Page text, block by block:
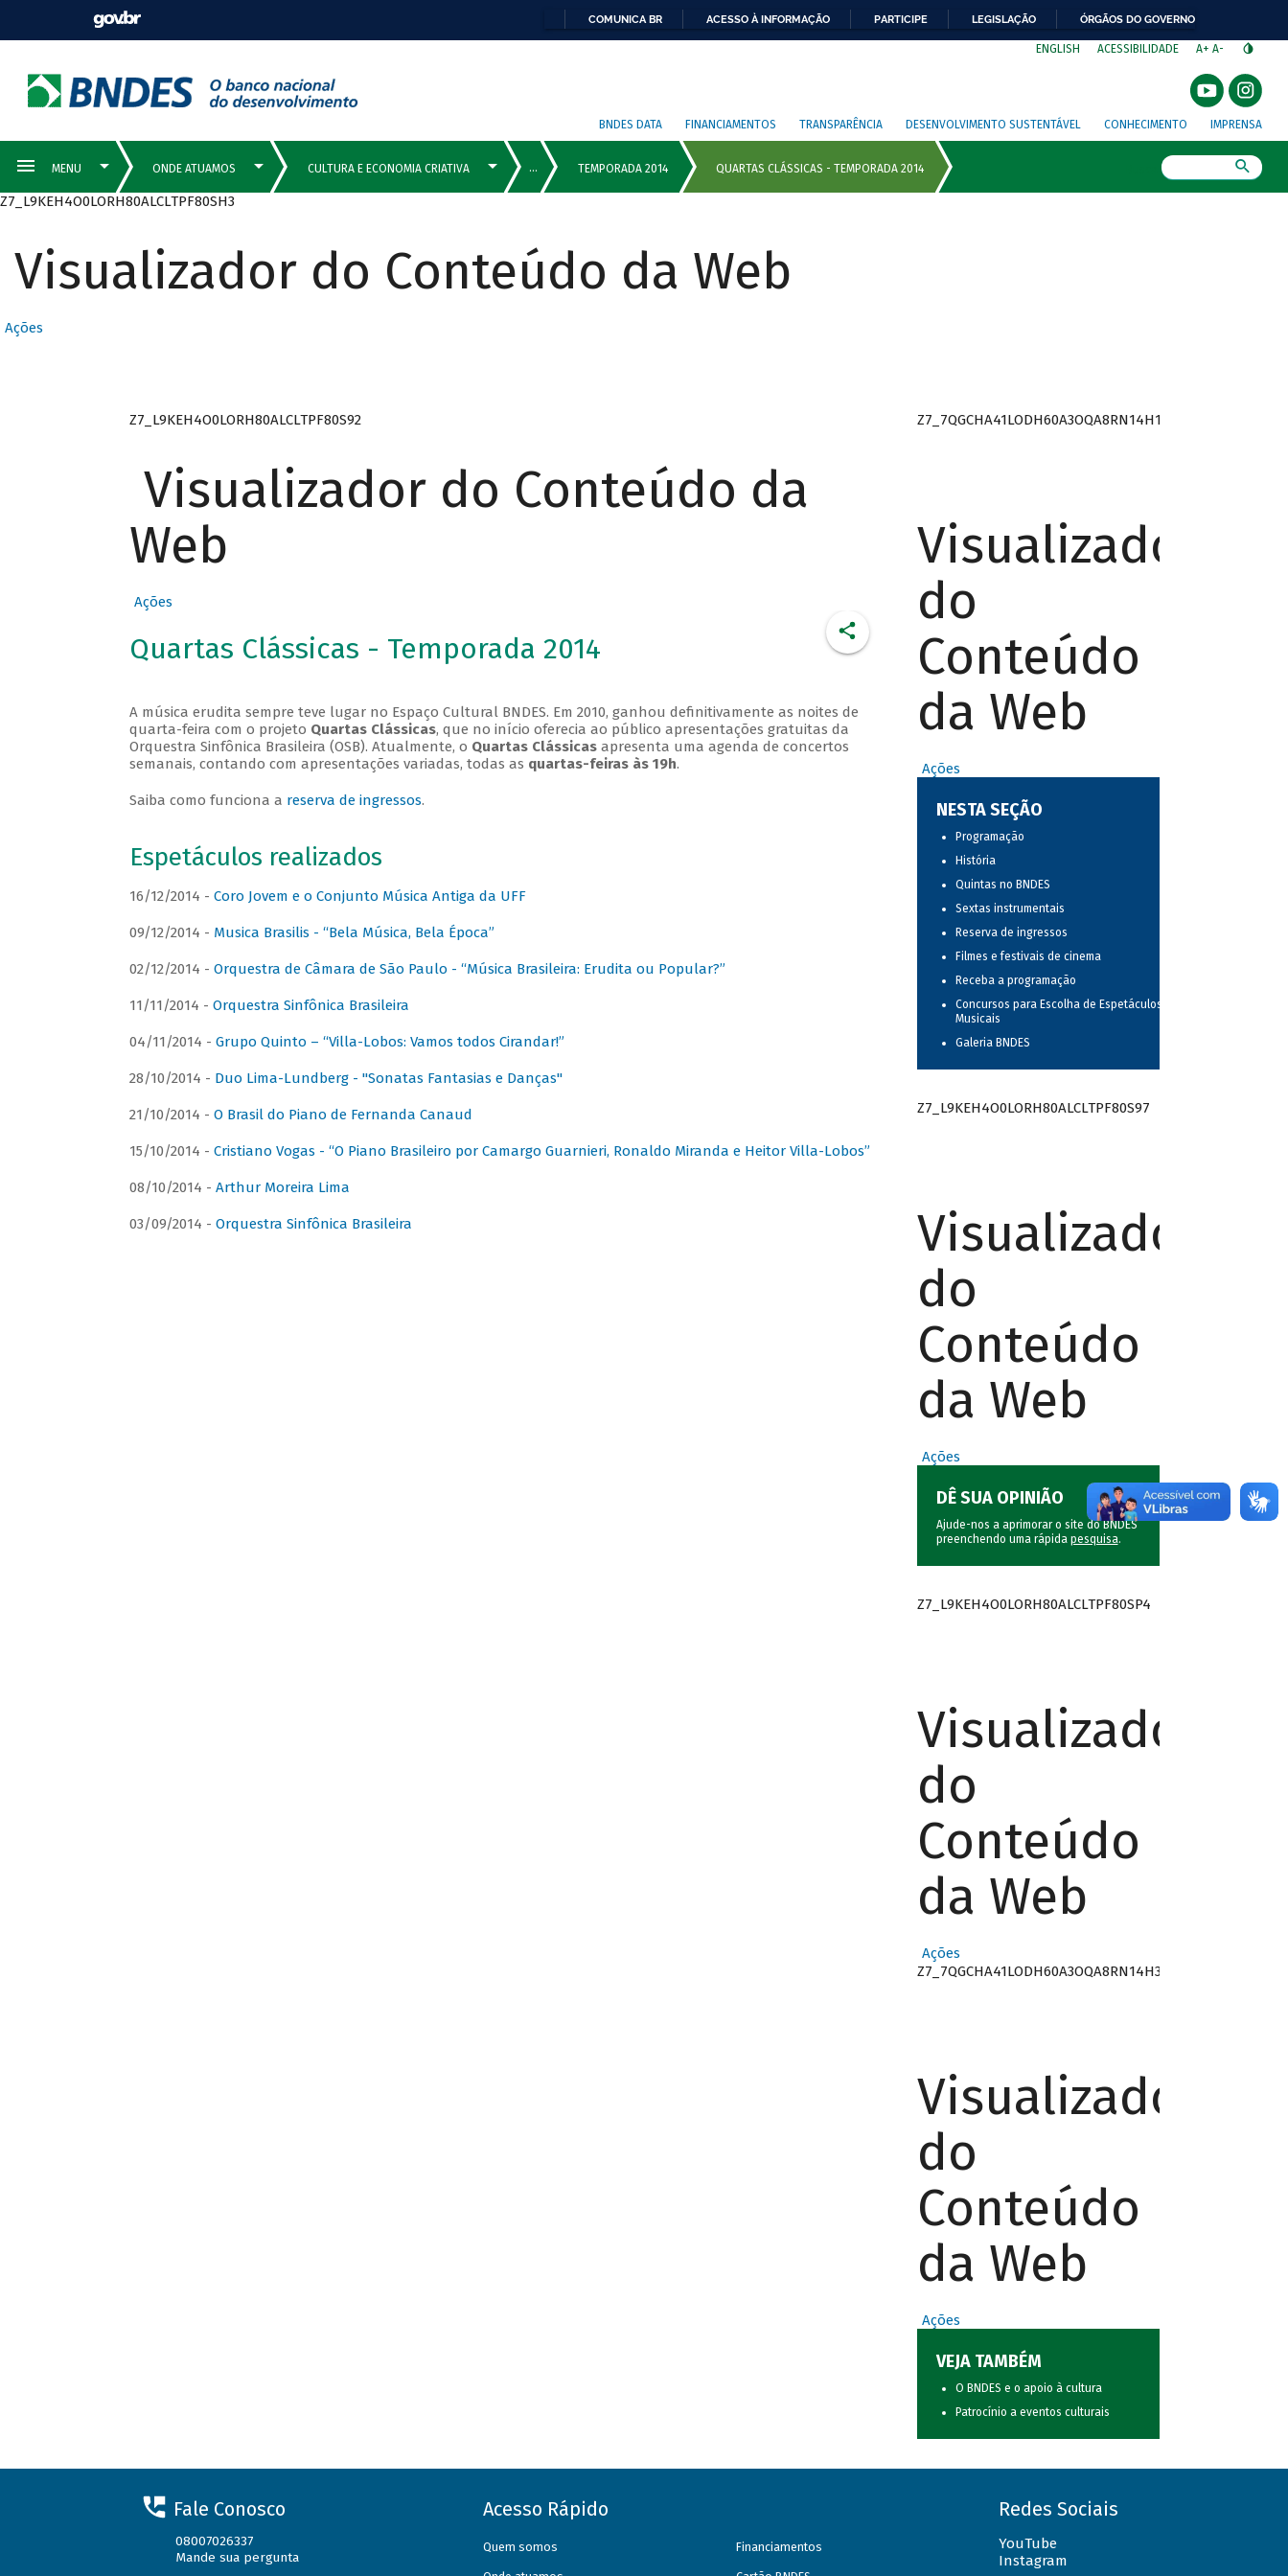
COMUNICA BR ACESSO À INFORMAÇÃO PARTICIPE LEGISLAÇÃO ÓRGÃOS DO GOVERNO
ENGLISH ACESSIBILIDADE A+ A-
BNDES DATA FINANCIAMENTOS TRANSPARÊNCIA DESENVOLVIMENTO SUSTENTÁVEL CONHECIMENTO IMPRENSA
Z7_L9KEH4O0LORH80ALCLTPF80SH3
Visualizador do Conteúdo da Web
Ações
Z7_L9KEH4O0LORH80ALCLTPF80S92
Visualizador do Conteúdo da
Web
Ações
Quartas Clássicas - Temporada 2014
A música erudita sempre teve lugar no Espaço Cultural BNDES. Em 2010, ganhou definitivamente as noites de
quarta-feira com o projeto Quartas Clássicas, que no início oferecia ao público apresentações gratuitas da
Orquestra Sinfônica Brasileira (OSB). Atualmente, o Quartas Clássicasapresenta uma agenda de concertos
semanais, contando com apresentações variadas, todas as quartas-feiras às 19h.
Saiba como funciona a reserva de ingressos.
Espetáculos realizados
16/12/2014 - Coro Jovem e o Conjunto Música Antiga da UFF
09/12/2014 - Musica Brasilis - “Bela Música, Bela Época”
02/12/2014 - Orquestra de Câmara de São Paulo - “Música Brasileira: Erudita ou Popular?”
11/11/2014 - Orquestra Sinfônica Brasileira
04/11/2014 - Grupo Quinto – “Villa-Lobos: Vamos todos Cirandar!”
28/10/2014 - Duo Lima-Lundberg - "Sonatas Fantasias e Danças"
21/10/2014 - O Brasil do Piano de Fernanda Canaud
15/10/2014 - Cristiano Vogas - “O Piano Brasileiro por Camargo Guarnieri, Ronaldo Miranda e Heitor Villa-Lobos”
08/10/2014 - Arthur Moreira Lima
03/09/2014 - Orquestra Sinfônica Brasileira
Z7_7QGCHA41LODH60A3OQA8RN14H1
Visualizador
do
Conteúdo
da Web
Ações
NESTA SEÇÃO
Programação
História
Quintas no BNDES
Sextas instrumentais
Reserva de ingressos
Filmes e festivais de cinema
Receba a programação
Concursos para Escolha de Espetáculos
Musicais
Galeria BNDES
Z7_L9KEH4O0LORH80ALCLTPF80S97
Visualizador
do
Conteúdo
da Web
Ações
DÊ SUA OPINIÃO
Ajude-nos a aprimorar o site do BNDES
preenchendo uma rápida pesquisa.
Z7_L9KEH4O0LORH80ALCLTPF80SP4
Visualizador
do
Conteúdo
da Web
Ações
Z7_7QGCHA41LODH60A3OQA8RN14H3
Visualizador
do
Conteúdo
da Web
Ações
VEJA TAMBÉM
O BNDES e o apoio à cultura
Patrocínio a eventos culturais
Fale Conosco
08007026337
Mande sua pergunta
Acesso Rápido
Quem somos Financiamentos
Redes Sociais
YouTube
Instagram